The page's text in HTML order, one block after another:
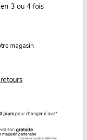
3 ou 4 fois
magasin